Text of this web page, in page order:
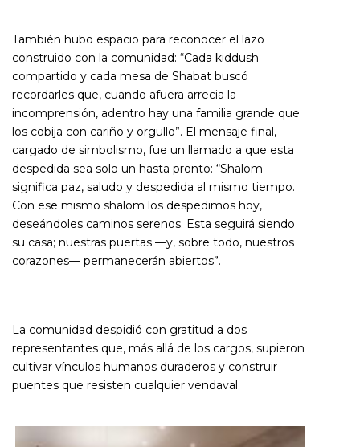
También hubo espacio para reconocer el lazo
construido con la comunidad: “Cada kiddush
compartido y cada mesa de Shabat buscó
recordarles que, cuando afuera arrecia la
incomprensión, adentro hay una familia grande que
los cobija con cariño y orgullo”. El mensaje final,
cargado de simbolismo, fue un llamado a que esta
despedida sea solo un hasta pronto: “Shalom
significa paz, saludo y despedida al mismo tiempo.
Con ese mismo shalom los despedimos hoy,
deseándoles caminos serenos. Esta seguirá siendo
su casa; nuestras puertas —y, sobre todo, nuestros
corazones— permanecerán abiertos”.
La comunidad despidió con gratitud a dos
representantes que, más allá de los cargos, supieron
cultivar vínculos humanos duraderos y construir
puentes que resisten cualquier vendaval.